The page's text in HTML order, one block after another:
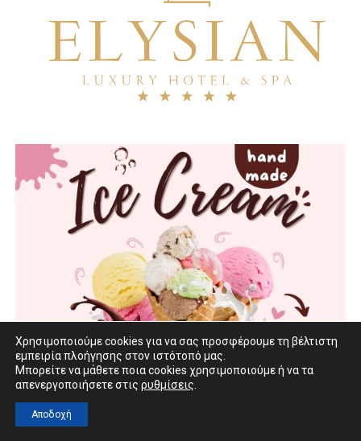
Χρησιμοποιούμε cookies για να σας προσφέρουμε τη βέλτιστη
εμπειρία πλοήγησης στον ιστότοπό μας.
Μπορείτε να μάθετε ποια cookies χρησιμοποιούμε ή να τα
απενεργοποιήσετε στις ρυθμίσεις
Αποδοχή